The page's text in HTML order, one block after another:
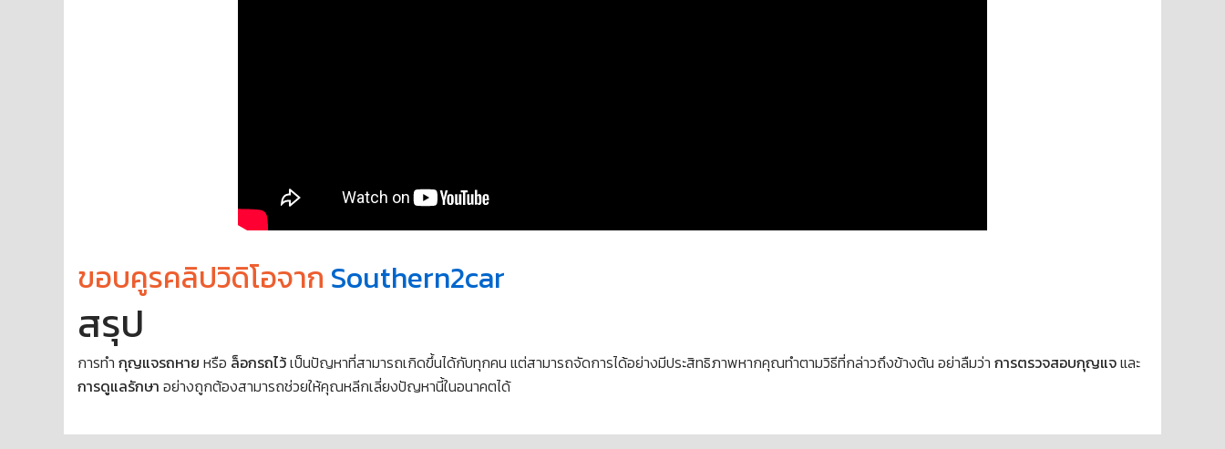
ขอบคูรคลิปวิดิโอจาก Southern2car
สรุป
การทำ กุญแจรถหาย หรือ ล็อกรถไว้เป็นปัญหาที่สามารถเกิดขึ้นได้กับทุกคน แต่สามารถจัดการได้อย่างมีประสิทธิภาพหากคุณทำตามวิธีที่กล่าวถึงข้างต้น อย่าลืมว่า การตรวจสอบกุญแจและ
การดูแลรักษา อย่างถูกต้องสามารถช่วยให้คุณหลีกเลี่ยงปัญหานี้ในอนาคตได้